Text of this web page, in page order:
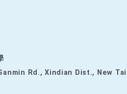
Rd., Xindian Dist., New